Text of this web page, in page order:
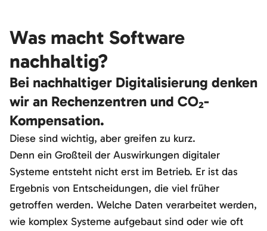
Was macht Software
nachhaltig?
Bei nachhaltiger Digitalisierung denken
wir an Rechenzentren und CO₂-
Kompensation.
Diese sind wichtig, aber greifen zu kurz.
Denn ein Großteil der Auswirkungen digitaler
Systeme entsteht nicht erst im Betrieb. Er ist das
Ergebnis von Entscheidungen, die viel früher
getroffen werden. Welche Daten verarbeitet werden,
wie komplex Systeme aufgebaut sind oder wie oft